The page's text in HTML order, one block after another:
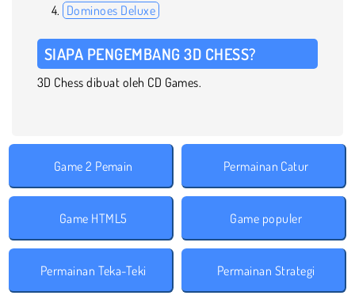
Dominoes Deluxe
SIAPA PENGEMBANG 3D CHESS?
3D Chess dibuat oleh CD Games.
Game 2 Pemain Permainan Catur
Game HTML5 Game populer
Permainan Teka-Teki Permainan Strategi